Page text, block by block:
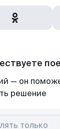
— он
решение